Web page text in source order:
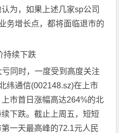
为，如果上述几家sp公司
务增长点，都将面临退市的
持续下跌
同时，一度受到高度关注
纬通信(002148.sz)在上市
市首日涨幅高达264%的北
下跌。截止上周五，短短
一天最高峰的72.1元人民